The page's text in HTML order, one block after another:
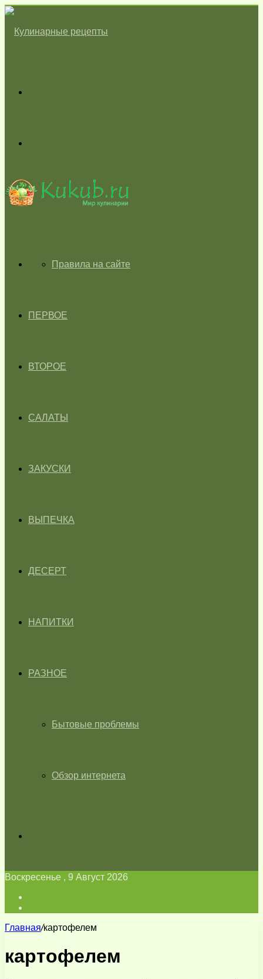
skin
ГЛАВНАЯПравила на сайте
ПЕРВОЕ
ВТОРОЕ
САЛАТЫ
ЗАКУСКИ
ВЫПЕЧКА
ДЕСЕРТ
НАПИТКИ
РАЗНОЕ
Бытовые проблемы
Обзор интернета
Воскресенье , 9 Август 2026
Главная/картофелем
картофелем